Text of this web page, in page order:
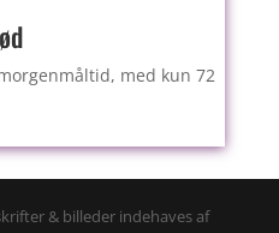
med kun 72
& billeder indehaves af